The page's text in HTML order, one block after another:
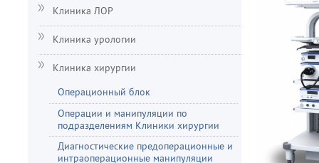
Клиника ЛОР
Клиника урологии
Клиника хирургии
Операционный блок
Операции и манипуляции по
подразделениям Клиники хирургии
Диагностические предоперационные и
интраоперационные манипуляции